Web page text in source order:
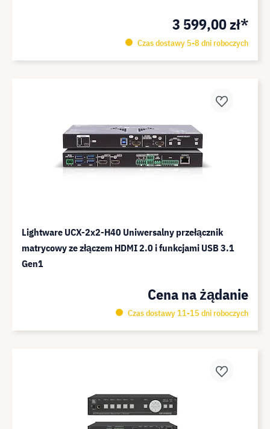
3 599,00 zł*
Czas dostawy 5-8 dni roboczych
Lightware UCX-2x2-H40 Uniwersalny przełącznik
matrycowy ze złączem HDMI 2.0 i funkcjami USB 3.1
Gen1
Cena na żądanie
Czas dostawy 11-15 dni roboczych